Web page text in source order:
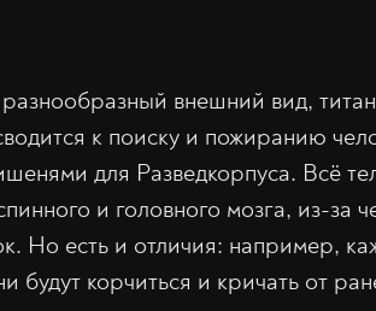
внешний вид,
к поиску и пожиранию
для Разведкорпуса. Всё
и головного мозга, из-за
Но есть и отличия: например,
будут корчиться и кричать от